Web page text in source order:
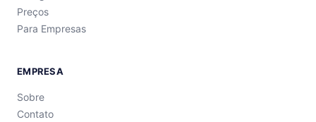
Preços
Para Empresas
EMPRESA
Sobre
Contato